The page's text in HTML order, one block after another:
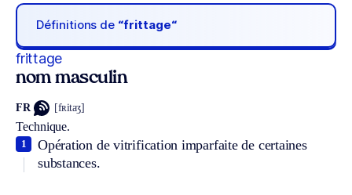
Définitions de “frittage“
frittage
nom masculin
FR [fʀitaʒ]
Technique.
Opération de vitrification imparfaite de certaines
substances.
1